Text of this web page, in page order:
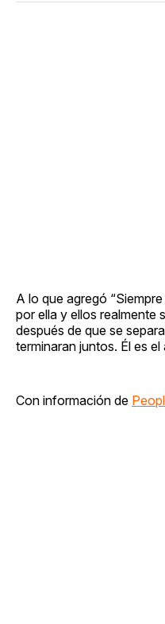
A lo que agregó
por ella y ellos realmente
después de que se
terminaran juntos. Él es
Con información de